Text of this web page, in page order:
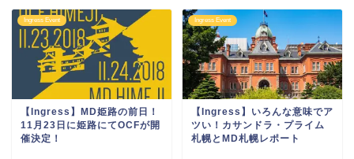
Ingress Event
【Ingress】MD姫路の前日！
11月23日に姫路にてOCFが開
催決定！
Ingress Event
【Ingress】いろんな意味でア
ツい！カサンドラ・プライム
札幌とMD札幌レポート